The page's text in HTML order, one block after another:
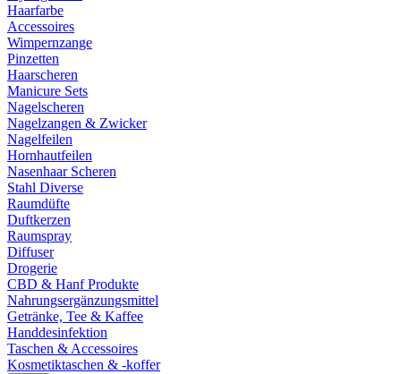
Haarfarbe
Accessoires
Wimpernzange
Pinzetten
Haarscheren
Manicure Sets
Nagelscheren
Nagelzangen & Zwicker
Nagelfeilen
Hornhautfeilen
Nasenhaar Scheren
Stahl Diverse
Raumdüfte
Duftkerzen
Raumspray
Diffuser
Drogerie
CBD & Hanf Produkte
Nahrungsergänzungsmittel
Getränke, Tee & Kaffee
Handdesinfektion
Taschen & Accessoires
Kosmetiktaschen & -koffer